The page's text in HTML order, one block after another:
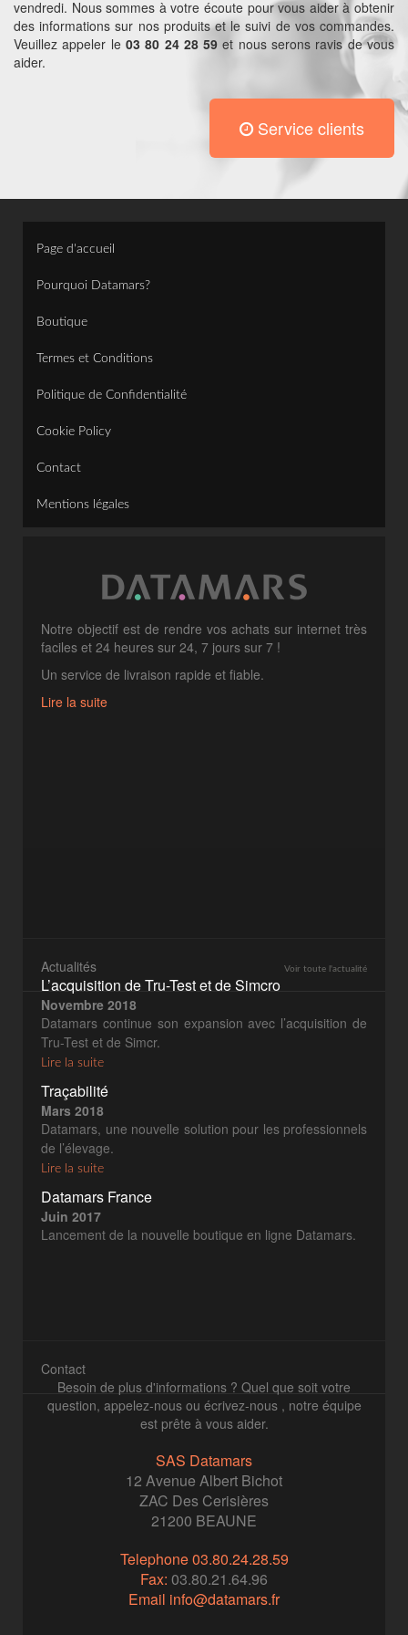
vendredi. Nous sommes à votre écoute pour vous aider à obtenir
des informations sur nos produits et le suivi de vos commandes.
Veuillez appeler le 03 80 24 28 59 et nous serons ravis de vous
aider.
Service clients
Page d'accueil
Pourquoi Datamars?
Boutique
Termes et Conditions
Politique de Confidentialité
Cookie Policy
Contact
Mentions légales
Notre objectif est de rendre vos achats sur internet très
faciles et 24 heures sur 24, 7 jours sur 7 !
Un service de livraison rapide et fiable.
Lire la suite
Actualités Voir toute l'actualité
L’acquisition de Tru-Test et de Simcro
Novembre 2018
Datamars continue son expansion avec l’acquisition de
Tru-Test et de Simcr.
Lire la suite
Traçabilité
Mars 2018
Datamars, une nouvelle solution pour les professionnels
de l’élevage.
Lire la suite
Datamars France
Juin 2017
Lancement de la nouvelle boutique en ligne Datamars.
Contact
Besoin de plus d'informations ? Quel que soit votre
question, appelez-nous ou écrivez-nous , notre équipe
est prête à vous aider.
SAS Datamars
12 Avenue Albert Bichot
ZAC Des Cerisières
21200 BEAUNE
Telephone03.80.24.28.59
Fax: 03.80.21.64.96
Email info@datamars.fr